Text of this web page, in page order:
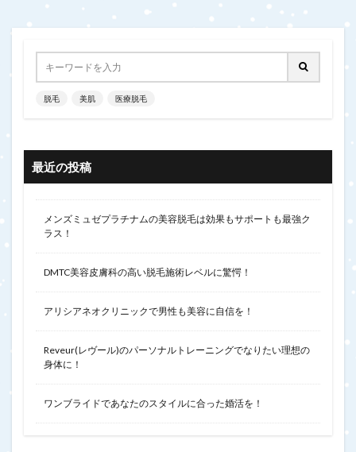
脱毛 美肌 医療脱毛
最近の投稿
メンズミュゼプラチナムの美容脱毛は効果もサポートも最強ク
ラス！
DMTC美容皮膚科の高い脱毛施術レベルに驚愕！
アリシアネオクリニックで男性も美容に自信を！
Reveur(レヴール)のパーソナルトレーニングでなりたい理想の
身体に！
ワンブライドであなたのスタイルに合った婚活を！